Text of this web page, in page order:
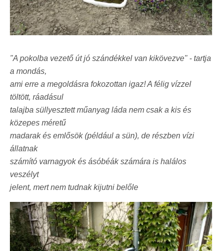
"A pokolba vezető út jó szándékkel van kikövezve" - tartja
a mondás,
ami erre a megoldásra fokozottan igaz! A félig vízzel
töltött, ráadásul
talajba süllyesztett műanyag láda nem csak a kis és
közepes méretű
madarak és emlősök (például a sün), de részben vízi
állatnak
számító varnagyok és ásóbéák számára is halálos
veszélyt
jelent, mert nem tudnak kijutni belőle